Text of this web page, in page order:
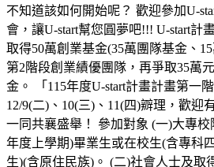
不知道該如何開始呢？ 歡迎參加U-
會，讓U-start幫您圓夢吧!!! U-start計
取得50萬創業基金(35萬團隊基金、
第2階段創業績優團隊，再爭取35萬
金。 「115年度U-start計畫計畫第一
12/9(二)、10(三)、11(四)辧理，歡迎
一同共襄盛舉！ 參加對象 (一)大專校
年度上學期)畢業生或在校生(含專科
生)(含原住民族)。 (二)社會人士及取